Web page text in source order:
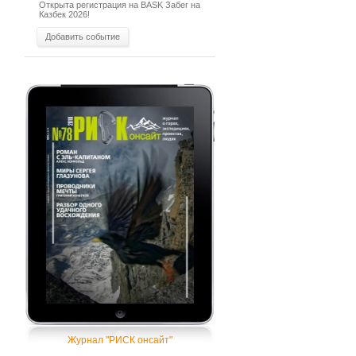
Открыта регистрация на BASK Забег на
Казбек 2026!
Добавить событие
Журнал "РИСК онсайт"